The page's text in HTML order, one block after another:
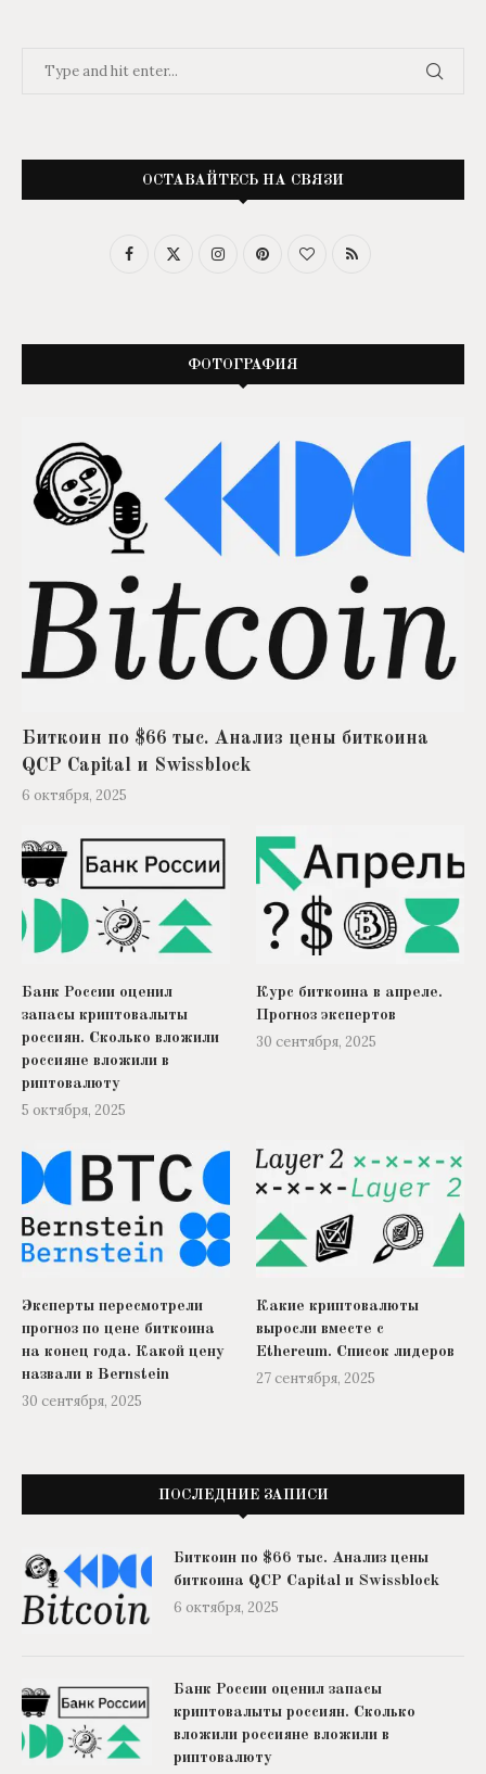
ОСТАВАЙТЕСЬ НА СВЯЗИ
ФОТОГРАФИЯ
Биткоин по $66 тыс. Анализ цены биткоина
QCP Capital и Swissblock
6 октября, 2025
Банк России оценил
запасы криптовалыты
россиян. Сколько вложили
россияне вложили в
риптовалюту
5 октября, 2025
Курс биткоина в апреле.
Прогноз экспертов
30 сентября, 2025
Эксперты пересмотрели
прогноз по цене биткоина
на конец года. Какой цену
назвали в Bernstein
30 сентября, 2025
Какие криптовалюты
выросли вместе с
Ethereum. Список лидеров
27 сентября, 2025
ПОСЛЕДНИЕ ЗАПИСИ
Биткоин по $66 тыс. Анализ цены
биткоина QCP Capital и Swissblock
6 октября, 2025
Банк России оценил запасы
криптовалыты россиян. Сколько
вложили россияне вложили в
риптовалюту